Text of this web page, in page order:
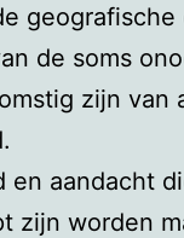
de soms
zijn van
en aandacht
zijn worden